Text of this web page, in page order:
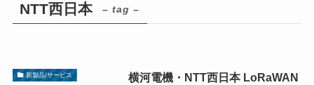
NTT西日本 – tag –
新製品/サービス
横河電機・NTT西日本 LoRaWAN